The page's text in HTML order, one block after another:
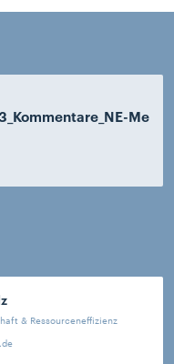
Me
& Ressourceneffizienz